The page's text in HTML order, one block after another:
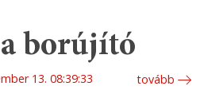
borújító
13. 08:39:33 tovább